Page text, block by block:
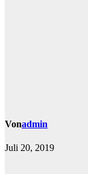
Vonadmin
Juli 20, 2019